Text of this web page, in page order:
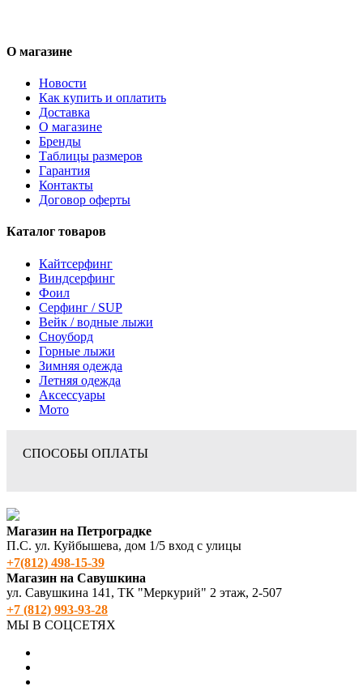
О магазине
Новости
Как купить и оплатить
Доставка
О магазине
Бренды
Таблицы размеров
Гарантия
Контакты
Договор оферты
Каталог товаров
Кайтсерфинг
Виндсерфинг
Фоил
Серфинг / SUP
Вейк / водные лыжи
Сноуборд
Горные лыжи
Зимняя одежда
Летняя одежда
Аксессуары
Мото
СПОСОБЫ ОПЛАТЫ
Магазин на Петроградке
П.С. ул. Куйбышева, дом 1/5 вход с улицы
+7(812) 498‑15-39
Магазин на Савушкина
ул. Савушкина 141, ТК "Меркурий" 2 этаж, 2-507
+7 (812) 993-93-28
МЫ В СОЦСЕТЯХ